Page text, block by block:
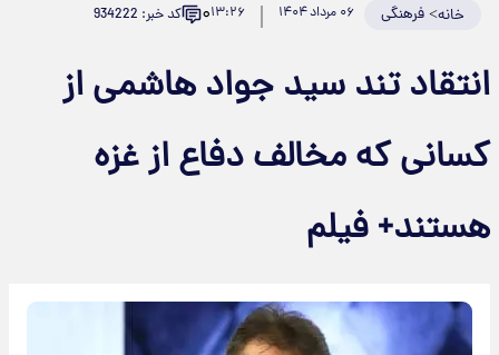
خانه>فرهنگی ۰۶ مرداد ۱۴۰۴ ۱۳:۲۶۰ کد خبر: 934222
انتقاد تند سید جواد هاشمی از
کسانی که مخالف دفاع از غزه
هستند+ فیلم